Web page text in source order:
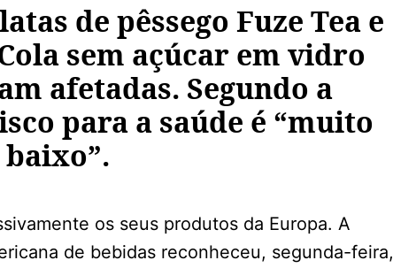
de pêssego Fuze Tea e
sem açúcar em vidro
afetadas. Segundo a
para a saúde é “muito
baixo”.
os seus produtos da Europa. A
de bebidas reconheceu, segunda-feira,